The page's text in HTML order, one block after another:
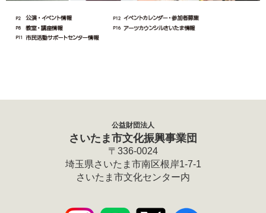
公益財団法人
さいたま市文化振興事業団
〒336-0024
埼玉県さいたま市南区根岸1-7-1
さいたま市文化センター内